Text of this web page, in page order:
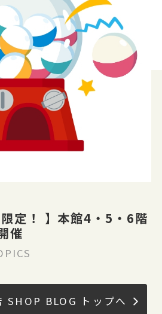
限定！ 】本館4・5・6階
催
SHOP BLOG トップへ